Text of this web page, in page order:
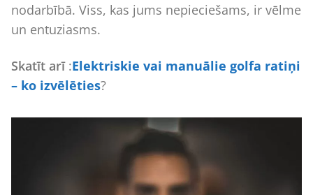
nodarbībā. Viss, kas jums nepieciešams, ir vēlme
un entuziasms.
Skatīt arī :Elektriskie vai manuālie golfa ratiņi
– ko izvēlēties?